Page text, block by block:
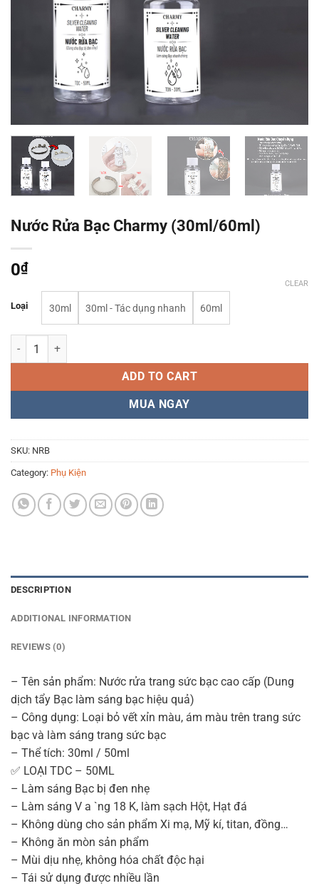
Nước Rửa Bạc Charmy (30ml/60ml)
0₫
Loại 30ml 30ml - Tác dụng nhanh 60ml
CLEAR
Nước Rửa Bạc Charmy (30ml/60ml) quantity
ADD TO CART
MUA NGAY
SKU: NRB
Category: Phụ Kiện
DESCRIPTION
ADDITIONAL INFORMATION
REVIEWS (0)
– Tên sản phẩm: Nước rửa trang sức bạc cao cấp (Dung
dịch tẩy Bạc làm sáng bạc hiệu quả)
– Công dụng: Loại bỏ vết xỉn màu, ám màu trên trang sức
bạc và làm sáng trang sức bạc
– Thể tích: 30ml / 50ml
✅ LOẠI TDC – 50ML
– Làm sáng Bạc bị đen nhẹ
– Làm sáng V a `ng 18 K, làm sạch Hột, Hạt đá
– Không dùng cho sản phẩm Xi mạ, Mỹ kí, titan, đồng…
– Không ăn mòn sản phẩm
– Mùi dịu nhẹ, không hóa chất độc hại
– Tái sử dụng được nhiều lần